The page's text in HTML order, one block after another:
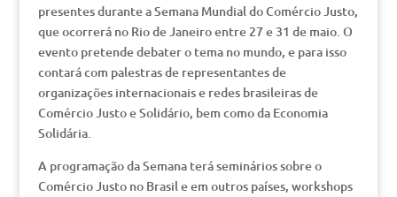
presentes durante a Semana Mundial do Comércio Justo,
que ocorrerá no Rio de Janeiro entre 27 e 31 de maio. O
evento pretende debater o tema no mundo, e para isso
contará com palestras de representantes de
organizações internacionais e redes brasileiras de
Comércio Justo e Solidário, bem como da Economia
Solidária.
A programação da Semana terá seminários sobre o
Comércio Justo no Brasil e em outros países, workshops